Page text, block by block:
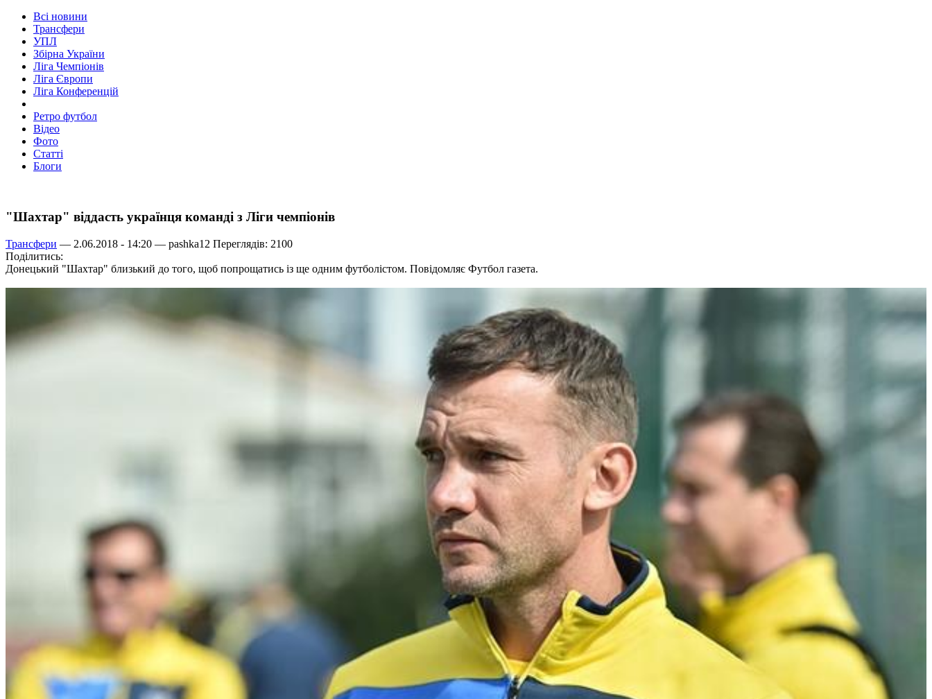
Всі новини
Трансфери
УПЛ
Збірна України
Ліга Чемпіонів
Ліга Європи
Ліга Конференцій
Ретро футбол
Відео
Фото
Статті
Блоги
"Шахтар" віддасть українця команді з Ліги чемпіонів
Трансфери — 2.06.2018 - 14:20 — pashka12 Переглядів: 2100
Поділитись:
Донецький "Шахтар" близький до того, щоб попрощатись із ще одним футболістом. Повідомляє Футбол газета.